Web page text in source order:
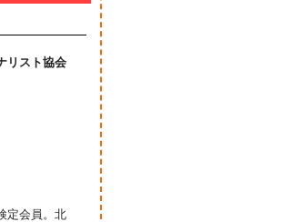
リスト協会
定会員。北